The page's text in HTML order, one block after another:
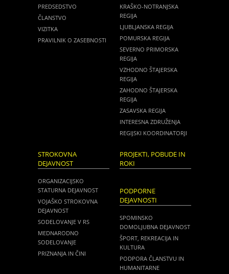
PREDSEDSTVO
ČLANSTVO
VIZITKA
PRAVILNIK O ZASEBNOSTI
KRAŠKO-NOTRANJSKA
REGIJA
LJUBLJANSKA REGIJA
POMURSKA REGIJA
SEVERNO PRIMORSKA
REGIJA
VZHODNO ŠTAJERSKA
REGIJA
ZAHODNO ŠTAJERSKA
REGIJA
ZASAVSKA REGIJA
INTERESNA ZDRUŽENJA
REGIJSKI KOORDINATORJI
STROKOVNA
DEJAVNOST
ORGANIZACIJSKO
STATURNA DEJAVNOST
VOJAŠKO STROKOVNA
DEJAVNOST
SODELOVANJE V RS
MEDNARODNO
SODELOVANJE
PRIZNANJA IN ČINI
PROJEKTI, POBUDE IN
ROKI
PODPORNE
DEJAVNOSTI
SPOMINSKO
DOMOLJUBNA DEJAVNOST
ŠPORT, REKREACIJA IN
KULTURA
PODPORA ČLANSTVU IN
HUMANITARNE